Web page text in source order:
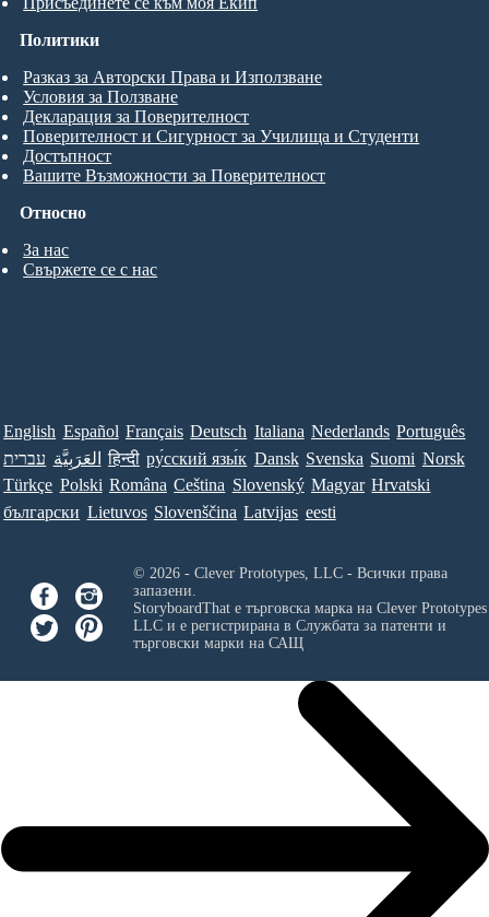
Относно
За нас
Свържете се с нас
Политики
Разказ за Авторски Права и Използване
Условия за Ползване
Декларация за Поверителност
Поверителност и Сигурност за Училища и Студенти
Достъпност
Вашите Възможности за Поверителност
English Español Français Deutsch Italiana Nederlands Português
עברית العَرَبِيَّة हिन्दी ру́сский язы́к Dansk Svenska Suomi Norsk
Türkçe Polski Româna Ceština Slovenský Magyar Hrvatski
български Lietuvos Slovenščina Latvijas eesti
© 2026 - Clever Prototypes, LLC - Всички права
запазени.
StoryboardThat е търговска марка на Clever
LLCи е регистрирана в Службата за патенти и
търговски марки на САЩ